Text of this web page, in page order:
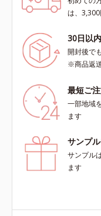
は、
30日以
開封後で
※商品返
最短ご
一部地域
ます
サンプ
サンプル
ます